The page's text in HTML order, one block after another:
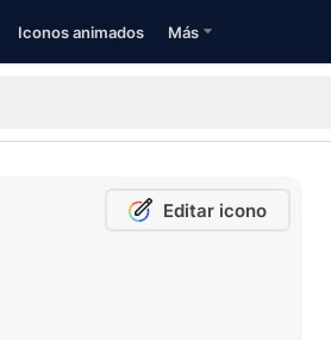
Iconos animados Más
Editar icono